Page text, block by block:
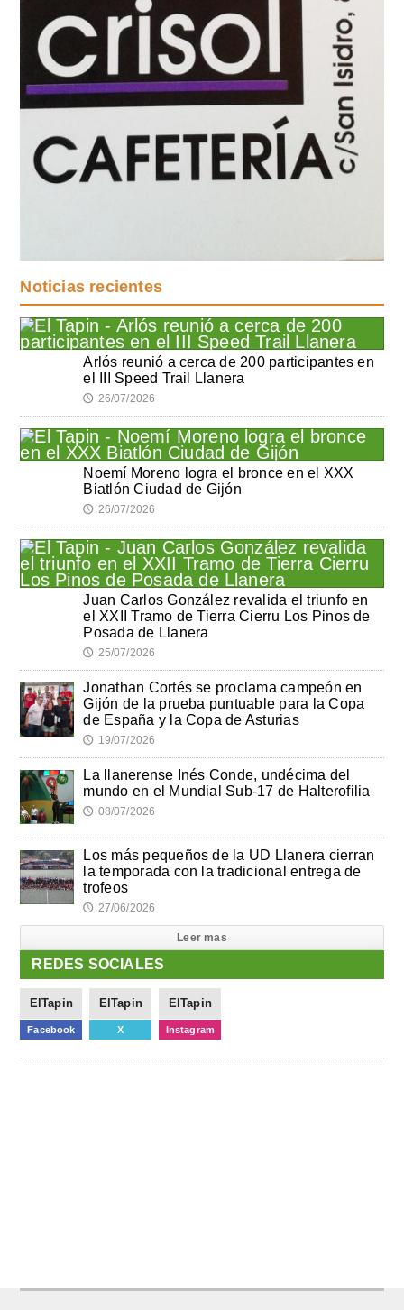
Noticias recientes
Arlós reunió a cerca de 200 participantes en
el III Speed Trail Llanera
🕔 26/07/2026
Noemí Moreno logra el bronce en el XXX
Biatlón Ciudad de Gijón
🕔 26/07/2026
Juan Carlos González revalida el triunfo en
el XXII Tramo de Tierra Cierru Los Pinos de
Posada de Llanera
🕔 25/07/2026
Jonathan Cortés se proclama campeón en
Gijón de la prueba puntuable para la Copa
de España y la Copa de Asturias
🕔 19/07/2026
La llanerense Inés Conde, undécima del
mundo en el Mundial Sub-17 de Halterofilia
🕔 08/07/2026
Los más pequeños de la UD Llanera cierran
la temporada con la tradicional entrega de
trofeos
🕔 27/06/2026
Leer mas
REDES SOCIALES
ElTapin
Facebook
ElTapin
X
ElTapin
Instagram